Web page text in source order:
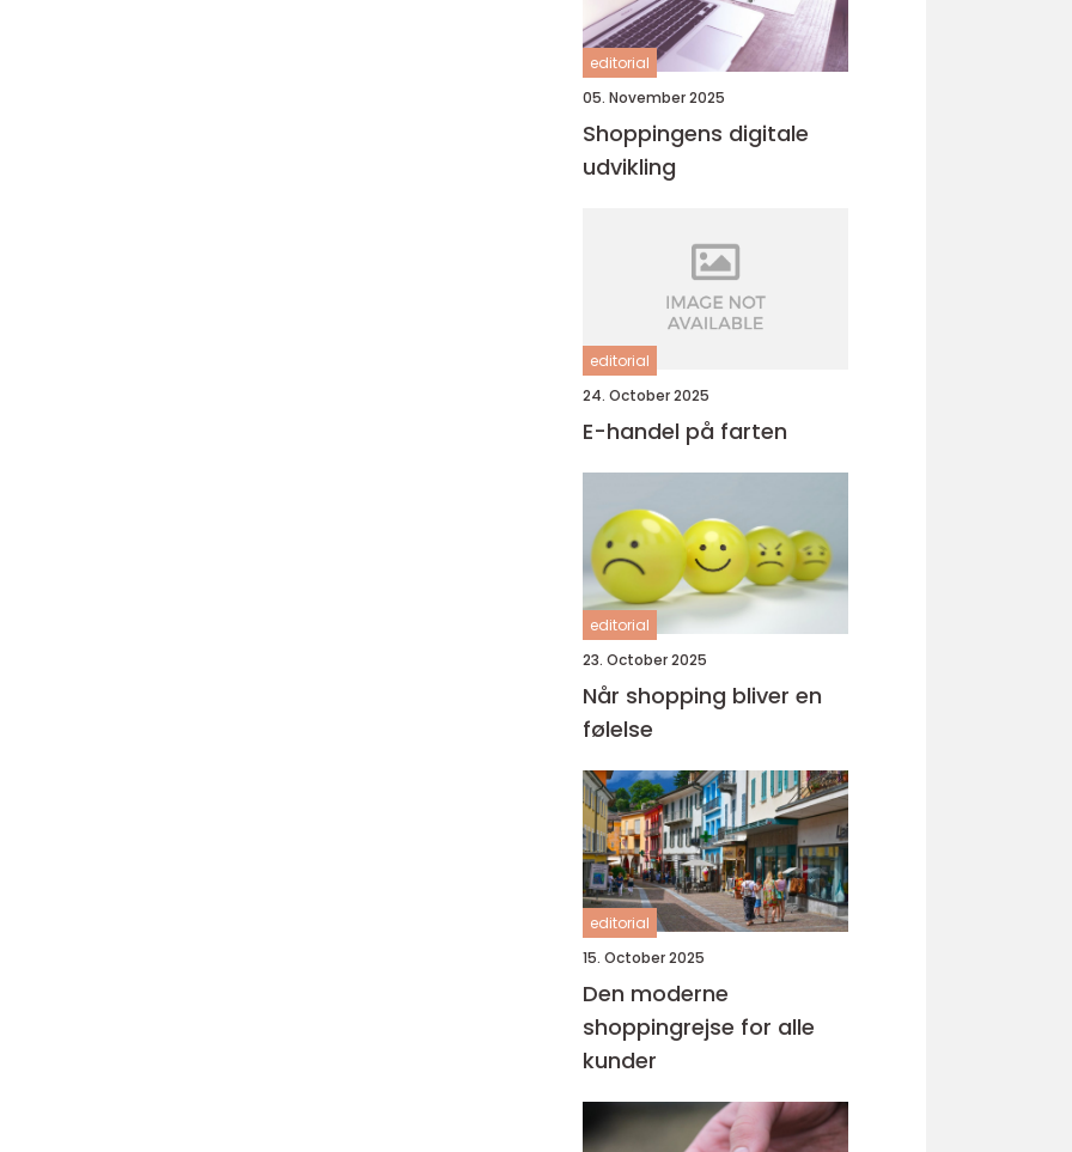
editorial
05. November 2025
Shoppingens digitale
udvikling
editorial
24. October 2025
E-handel på farten
editorial
23. October 2025
Når shopping bliver en
følelse
editorial
15. October 2025
Den moderne
shoppingrejse for alle
kunder